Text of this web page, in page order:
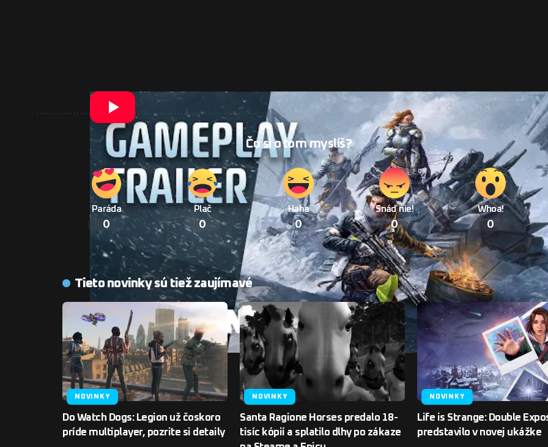
Čo si o tom myslíš?
Paráda
0
Plač
0
Haha
0
Snáď nie!
0
Whoa!
0
Tieto novinky sú tiež zaujímavé
NOVINKY
Do Watch Dogs: Legion už čoskoro
príde multiplayer, pozrite si detaily
NOVINKY
Santa Ragione Horses predalo 18-
tisíc kópií a splatilo dlhy po zákaze
NOVINKY
Life is Strange: Double
predstavilo v novej ukážke